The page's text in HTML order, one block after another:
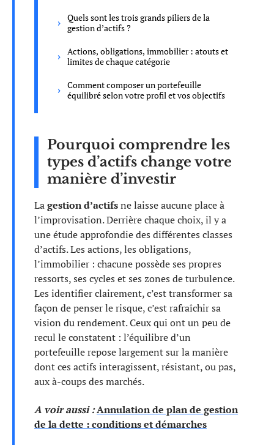
Quels sont les trois grands piliers de la
gestion d’actifs ?
Actions, obligations, immobilier : atouts et
limites de chaque catégorie
Comment composer un portefeuille
équilibré selon votre profil et vos objectifs
Pourquoi comprendre les
types d’actifs change votre
manière d’investir
Lagestion d’actifsne laisse aucune place à
l’improvisation. Derrière chaque choix, il y a
une étude approfondie des différentes classes
d’actifs. Les actions, les obligations,
l’immobilier : chacune possède ses propres
ressorts, ses cycles et ses zones de turbulence.
Les identifier clairement, c’est transformer sa
façon de penser le risque, c’est rafraîchir sa
vision du rendement. Ceux qui ont un peu de
recul le constatent : l’équilibre d’un
portefeuille repose largement sur la manière
dont ces actifs interagissent, résistant, ou pas,
aux à-coups des marchés.
A voir aussi :Annulation de plan de gestion
de la dette : conditions et démarches